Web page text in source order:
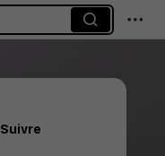
Suivre